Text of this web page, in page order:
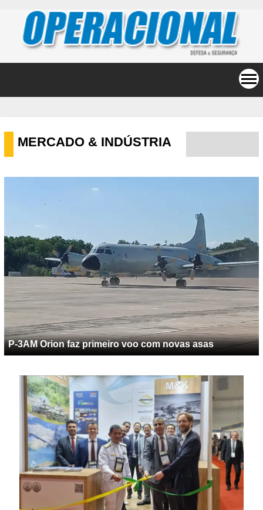
MERCADO & INDÚSTRIA
P-3AM Orion faz primeiro voo com novas asas